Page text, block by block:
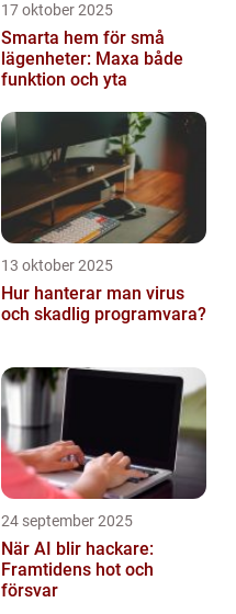
17 oktober 2025
Smarta hem för små
lägenheter: Maxa både
funktion och yta
13 oktober 2025
Hur hanterar man virus
och skadlig programvara?
24 september 2025
När AI blir hackare:
Framtidens hot och
försvar